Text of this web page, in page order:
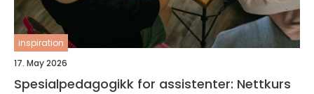
inspiration
17. May 2026
Spesialpedagogikk for assistenter: Nettkurs